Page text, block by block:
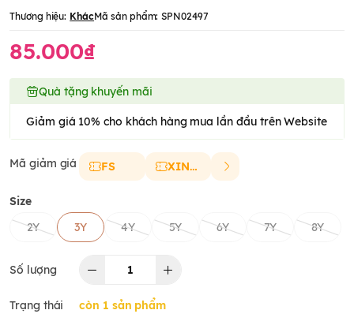
Thương hiệu: KhácMã sản phẩm: SPN02497
85.000₫
Quà tặng khuyến mãi
Giảm giá 10% cho khách hàng mua lần đầu trên Website
Mã giảm giá FS XINCHAO
Size
2Y
3Y 4Y 5Y 6Y 7Y 8Y
Số lượng
Trạng thái còn 1 sản phẩm